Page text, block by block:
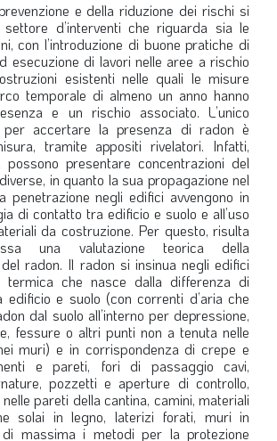
e della riduzione dei rischi si
d’interventi che riguarda sia le
con l’introduzione di buone pratiche di
esecuzione di lavori nelle aree a rischio
esistenti nelle quali le misure
temporale di almeno un anno hanno
e un rischio associato. L’unico
accertare la presenza di radon è
tramite appositi rivelatori. Infatti,
possono presentare concentrazioni del
in quanto la sua propagazione nel
penetrazione negli edifici avvengono in
di contatto tra edificio e suolo e all’uso
da costruzione. Per questo, risulta
una valutazione teorica della
radon. Il radon si insinua negli edifici
termica che nasce dalla differenza di
e suolo (con correnti d’aria che
dal suolo all’interno per depressione,
fessure o altri punti non a tenuta nelle
muri) e in corrispondenza di crepe e
e pareti, fori di passaggio cavi,
pozzetti e aperture di controllo,
pareti della cantina, camini, materiali
solai in legno, laterizi forati, muri in
massima i metodi per la protezione